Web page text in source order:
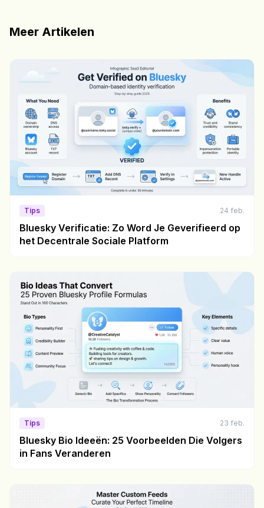
Meer Artikelen
Tips 24 feb.
Bluesky Verificatie: Zo Word Je Geverifieerd op
het Decentrale Sociale Platform
Tips 23 feb.
Bluesky Bio Ideeën: 25 Voorbeelden Die Volgers
in Fans Veranderen